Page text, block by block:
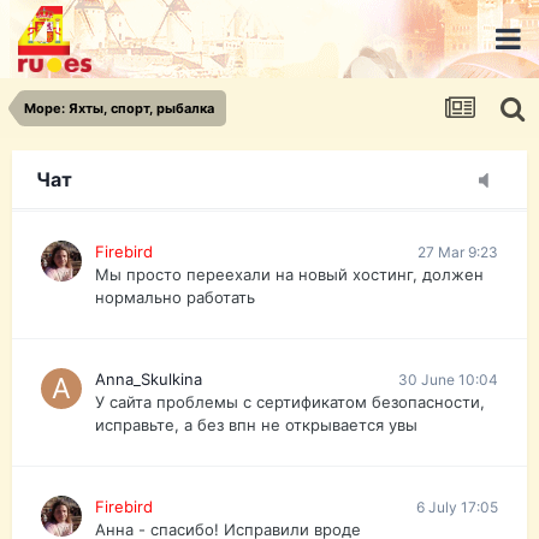
Море: Яхты, спорт, рыбалка
Чат
urist.dokument@gmail.com
https://pasport-ua.com/
Телеграмм @uristpassua
Firebird
Друзья - из России без VPN сайт и форум
Firebird 27 Mar 9:23
Мы просто переехали на новый хостинг, должен
нормально работать
Anna_Skulkina 30 June 10:04
У сайта проблемы с сертификатом безопасности,
исправьте, а без впн не открывается увы
Firebird 6 July 17:05
Анна - спасибо! Исправили вроде